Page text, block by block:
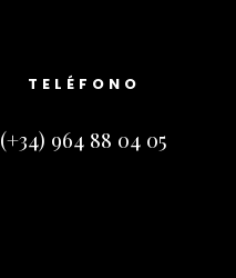
TELÉFONO
(+34) 964 88 04 05